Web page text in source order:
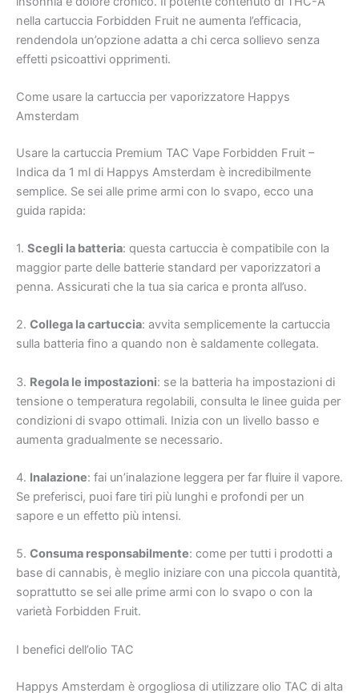
nella cartuccia Forbidden Fruit ne aumenta l’efficacia,
rendendola un’opzione adatta a chi cerca sollievo senza
effetti psicoattivi opprimenti.
Come usare la cartuccia per vaporizzatore Happys
Amsterdam
Usare la cartuccia Premium TAC Vape Forbidden Fruit –
Indica da 1 ml di Happys Amsterdam è incredibilmente
semplice. Se sei alle prime armi con lo svapo, ecco una
guida rapida:
1. Scegli la batteria: questa cartuccia è compatibile con la
maggior parte delle batterie standard per vaporizzatori a
penna. Assicurati che la tua sia carica e pronta all’uso.
2. Collega la cartuccia: avvita semplicemente la cartuccia
sulla batteria fino a quando non è saldamente collegata.
3. Regola le impostazioni: se la batteria ha impostazioni di
tensione o temperatura regolabili, consulta le linee guida per
condizioni di svapo ottimali. Inizia con un livello basso e
aumenta gradualmente se necessario.
4. Inalazione: fai un’inalazione leggera per far fluire il vapore.
Se preferisci, puoi fare tiri più lunghi e profondi per un
sapore e un effetto più intensi.
5. Consuma responsabilmente: come per tutti i prodotti a
base di cannabis, è meglio iniziare con una piccola quantità,
soprattutto se sei alle prime armi con lo svapo o con la
varietà Forbidden Fruit.
I benefici dell’olio TAC
Happys Amsterdam è orgogliosa di utilizzare olio TAC di alta